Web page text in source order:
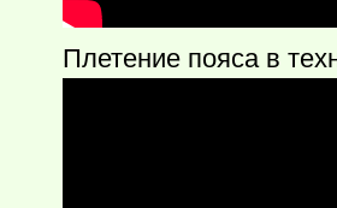
Плетение пояса в